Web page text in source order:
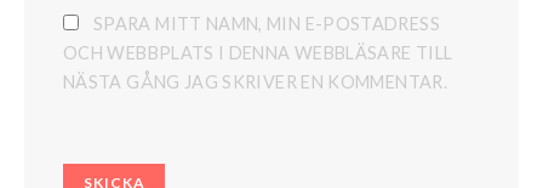
SPARA MITT NAMN, MIN E-POSTADRESS
OCH WEBBPLATS I DENNA WEBBLÄSARE TILL
NÄSTA GÅNG JAG SKRIVER EN KOMMENTAR.